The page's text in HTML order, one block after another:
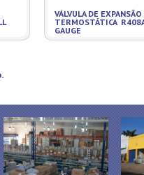
VÁLVULA DE EXPANSÃO
TERMOSTÁTICA
GAUGE